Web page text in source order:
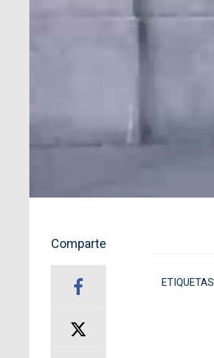
Comparte
ETIQUETAS